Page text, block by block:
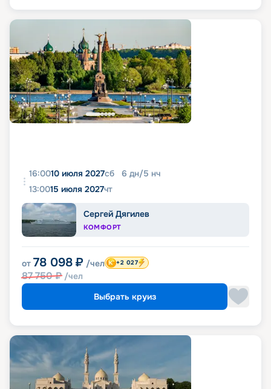
16:0010 июля 2027сб 6 дн/5 нч
13:0015 июля 2027чт
Сергей Дягилев
КОМФОРТ
от 78 098 ₽ /чел
87 750₽ /чел
+2 027
Выбрать круиз